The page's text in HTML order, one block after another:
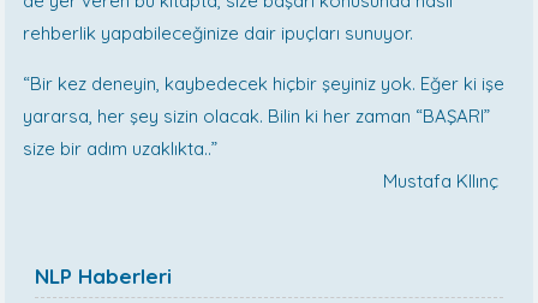
rehberlik yapabileceğinize dair ipuçları sunuyor.
“Bir kez deneyin, kaybedecek hiçbir şeyiniz yok. Eğer ki işe
yararsa, her şey sizin olacak. Bilin ki her zaman “BAŞARI”
size bir adım uzaklıkta..”
Mustafa KIlınç
NLP Haberleri